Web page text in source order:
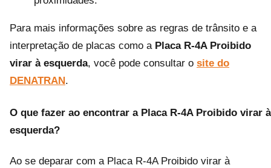
Para mais informações sobre as regras de trânsito e a
interpretação de placas como a Placa R-4A Proibido
virar à esquerda, você pode consultar o site do
DENATRAN.
O que fazer ao encontrar a Placa R-4A Proibido virar à
esquerda?
Ao se deparar com a Placa R-4A Proibido virar à